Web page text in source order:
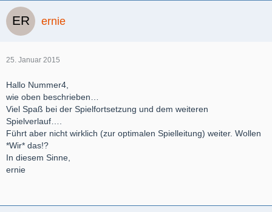
ernie
25. Januar 2015
Hallo Nummer4,
wie oben beschrieben…
Viel Spaß bei der Spielfortsetzung und dem weiteren
Spielverlauf….
Führt aber nicht wirklich (zur optimalen Spielleitung) weiter. Wollen
*Wir* das!?
In diesem Sinne,
ernie